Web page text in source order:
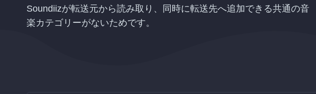
Soundiizが転送元から読み取り、同時に転送先へ追加できる共通の音
楽カテゴリーがないためです。